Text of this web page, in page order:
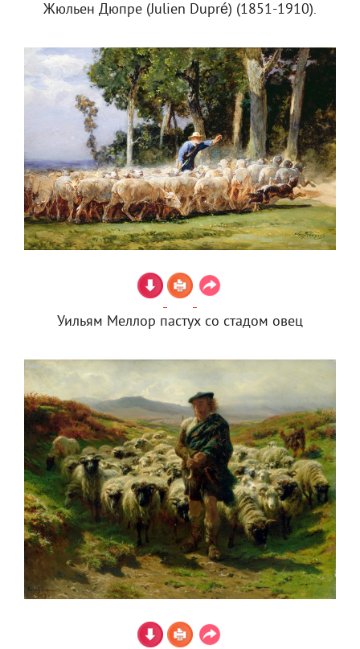
Жюльен Дюпре (Julien Dupré) (1851-1910).
Уильям Меллор пастух со стадом овец